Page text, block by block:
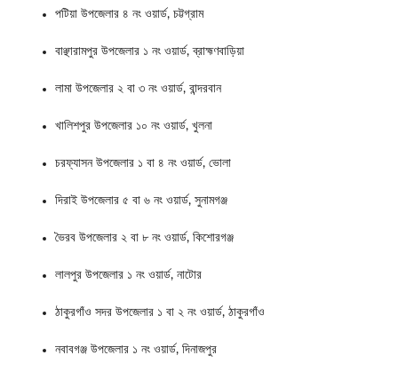
পটিয়া উপজেলার ৪ নং ওয়ার্ড, চট্টগ্রাম
বাঞ্ছারামপুর উপজেলার ১ নং ওয়ার্ড, ব্রাহ্মণবাড়িয়া
লামা উপজেলার ২ বা ৩ নং ওয়ার্ড, বান্দরবান
খালিশপুর উপজেলার ১০ নং ওয়ার্ড, খুলনা
চরফ্যাসন উপজেলার ১ বা ৪ নং ওয়ার্ড, ভোলা
দিরাই উপজেলার ৫ বা ৬ নং ওয়ার্ড, সুনামগঞ্জ
ভৈরব উপজেলার ২ বা ৮ নং ওয়ার্ড, কিশোরগঞ্জ
লালপুর উপজেলার ১ নং ওয়ার্ড, নাটোর
ঠাকুরগাঁও সদর উপজেলার ১ বা ২ নং ওয়ার্ড, ঠাকুরগাঁও
নবাবগঞ্জ উপজেলার ১ নং ওয়ার্ড, দিনাজপুর